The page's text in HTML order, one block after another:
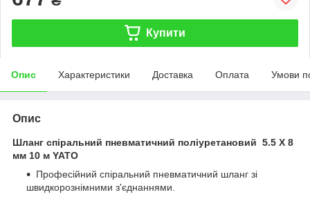
Купити
Опис Характеристики Доставка Оплата Умови
Опис
Шланг спіральний пневматичний поліуретановий 5.5 Х 8
мм 10 м YATO
Професійний спіральний пневматичний шланг зі
швидкорознімними з'єднаннями.